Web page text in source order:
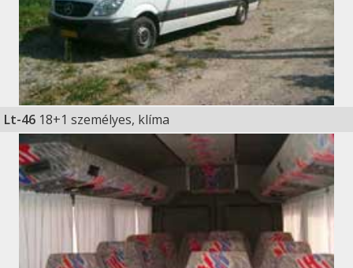
Lt-46 18+1 személyes, klíma